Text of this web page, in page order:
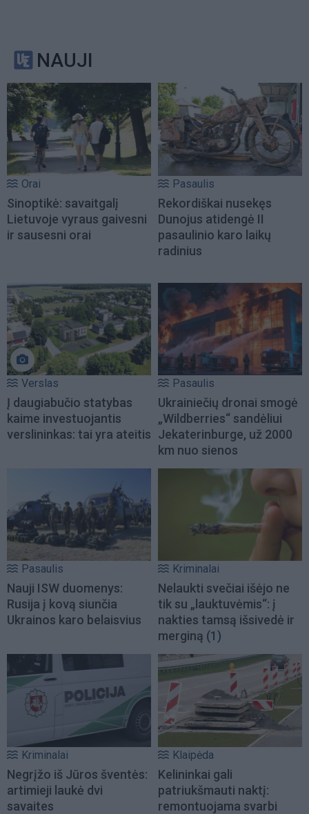
NAUJI
Orai
Sinoptikė: savaitgalį
Lietuvoje vyraus gaivesni
ir sausesni orai
Pasaulis
Rekordiškai nusekęs
Dunojus atidengė II
pasaulinio karo laikų
radinius
Verslas
Į daugiabučio statybas
kaime investuojantis
verslininkas: tai yra ateitis
Pasaulis
Ukrainiečių dronai smogė
„Wildberries“ sandėliui
Jekaterinburge, už 2000
km nuo sienos
Pasaulis
Nauji ISW duomenys:
Rusija į kovą siunčia
Ukrainos karo belaisvius
Kriminalai
Nelaukti svečiai išėjo ne
tik su „lauktuvėmis“: į
nakties tamsą išsivedė ir
merginą (1)
Kriminalai
Negrįžo iš Jūros šventės:
artimieji laukė dvi
savaites
Klaipėda
Kelininkai gali
patriukšmauti naktį:
remontuojama svarbi